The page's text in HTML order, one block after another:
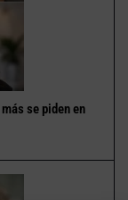
se piden en